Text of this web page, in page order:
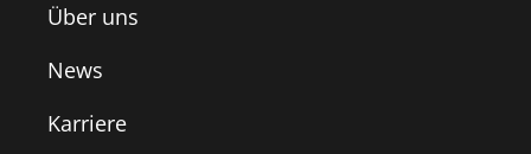
Über uns
News
Karriere